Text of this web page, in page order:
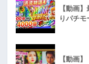
【動画
りパチ
【動画